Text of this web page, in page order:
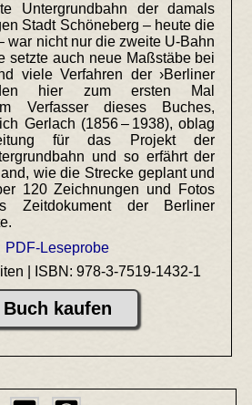
Untergrundbahn der damals
Stadt Schöneberg – heute die
war nicht nur die zweite U-Bahn
setzte auch neue Maßstäbe bei
viele Verfahren der ›Berliner
hier zum ersten Mal
Verfasser dieses Buches,
Gerlach (1856 – 1938), oblag
für das Projekt der
und so erfährt der
wie die Strecke geplant und
120 Zeichnungen und Fotos
Zeitdokument der Berliner
PDF-Leseprobe
|
ISBN: 978-3-7519-1432-1
Buch kaufen